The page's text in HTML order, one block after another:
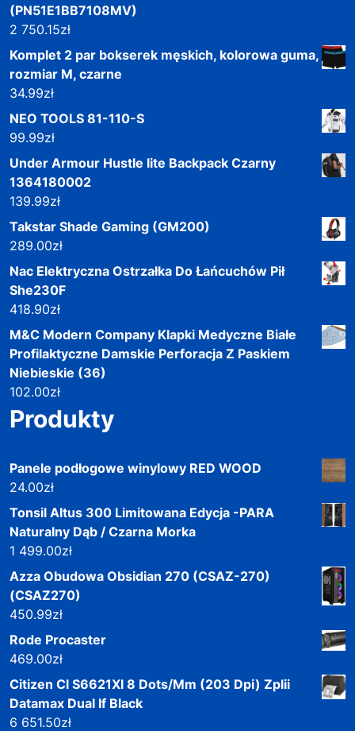
(PN51E1BB7108MV)
2 750.15zł
Komplet 2 par bokserek męskich, kolorowa guma,
rozmiar M, czarne
34.99zł
NEO TOOLS 81-110-S
99.99zł
Under Armour Hustle lite Backpack Czarny
1364180002
139.99zł
Takstar Shade Gaming (GM200)
289.00zł
Nac Elektryczna Ostrzałka Do Łańcuchów Pił
She230F
418.90zł
M&C Modern Company Klapki Medyczne Białe
Profilaktyczne Damskie Perforacja Z Paskiem
Niebieskie (36)
102.00zł
Produkty
Panele podłogowe winylowy RED WOOD
24.00zł
Tonsil Altus 300 Limitowana Edycja -PARA
Naturalny Dąb / Czarna Morka
1 499.00zł
Azza Obudowa Obsidian 270 (CSAZ-270)
(CSAZ270)
450.99zł
Rode Procaster
469.00zł
Citizen Cl S6621Xl 8 Dots/Mm (203 Dpi) Zplii
Datamax Dual If Black
6 651.50zł